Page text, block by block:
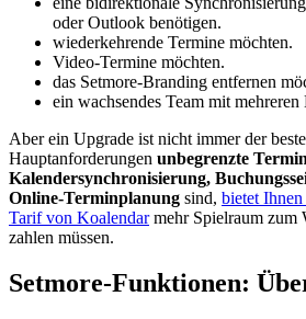
oder Outlook benötigen.
wiederkehrende Termine möchten.
Video-Termine möchten.
das Setmore-Branding entfernen
ein wachsendes Team mit
Aber ein Upgrade ist nicht immer der
Hauptanforderungen unbegrenzte
Kalendersynchronisierung,
Online-Terminplanung sind, bietet
Tarif von Koalendarmehr Spielraum zum
zahlen müssen.
Setmore-Funktionen: